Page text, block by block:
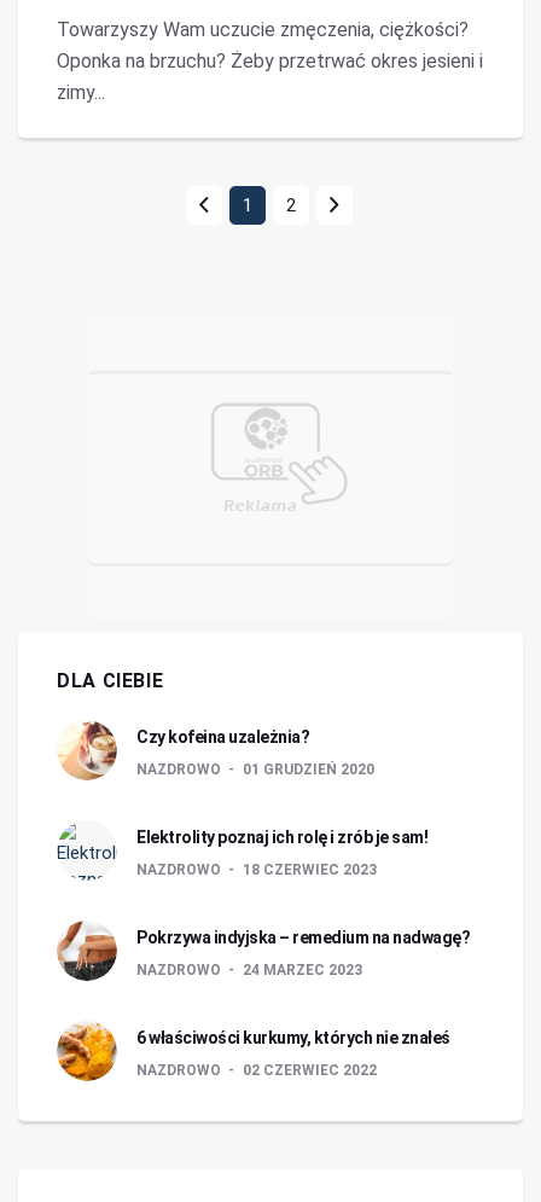
Towarzyszy Wam uczucie zmęczenia, ciężkości?
Oponka na brzuchu? Żeby przetrwać okres jesieni i
zimy...
1 2
DLA CIEBIE
Czy kofeina uzależnia?
NAZDROWO 01 GRUDZIEŃ 2020
Elektrolity poznaj ich rolę i zrób je sam!
NAZDROWO 18 CZERWIEC 2023
Pokrzywa indyjska – remedium na nadwagę?
NAZDROWO 24 MARZEC 2023
6 właściwości kurkumy, których nie znałeś
NAZDROWO 02 CZERWIEC 2022